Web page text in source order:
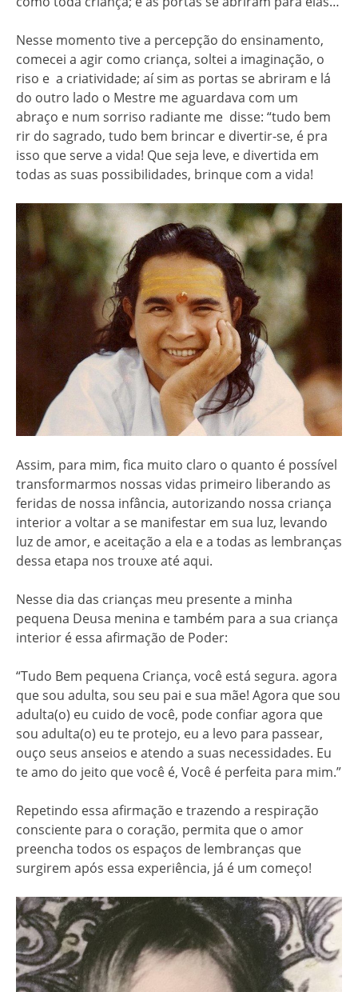
Nesse momento tive a percepção do ensinamento,
comecei a agir como criança, soltei a imaginação, o
riso e a criatividade; aí sim as portas se abriram e lá
do outro lado o Mestre me aguardava com um
abraço e num sorriso radiante me disse: “tudo bem
rir do sagrado, tudo bem brincar e divertir-se, é pra
isso que serve a vida! Que seja leve, e divertida em
todas as suas possibilidades, brinque com a vida!
Assim, para mim, fica muito claro o quanto é possível
transformarmos nossas vidas primeiro liberando as
feridas de nossa infância, autorizando nossa criança
interior a voltar a se manifestar em sua luz, levando
luz de amor, e aceitação a ela e a todas as lembranças
dessa etapa nos trouxe até aqui.
Nesse dia das crianças meu presente a minha
pequena Deusa menina e também para a sua criança
interior é essa afirmação de Poder:
“Tudo Bem pequena Criança, você está segura. agora
que sou adulta, sou seu pai e sua mãe! Agora que sou
adulta(o) eu cuido de você, pode confiar agora que
sou adulta(o) eu te protejo, eu a levo para passear,
ouço seus anseios e atendo a suas necessidades. Eu
te amo do jeito que você é, Você é perfeita para mim.”
Repetindo essa afirmação e trazendo a respiração
consciente para o coração, permita que o amor
preencha todos os espaços de lembranças que
surgirem após essa experiência, já é um começo!